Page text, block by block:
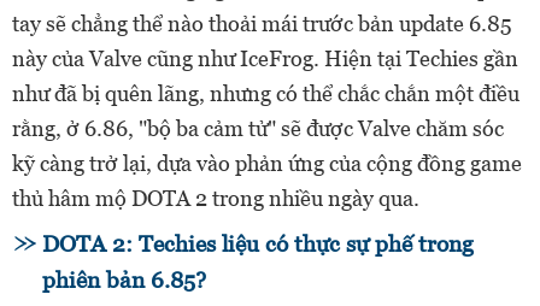
tay sẽ chẳng thể nào thoải mái trước bản update 6.85
này của Valve cũng như IceFrog. Hiện tại Techies gần
như đã bị quên lãng, nhưng có thể chắc chắn một điều
rằng, ở 6.86, "bộ ba cảm tử" sẽ được Valve chăm sóc
kỹ càng trở lại, dựa vào phản ứng của cộng đồng game
thủ hâm mộ DOTA 2 trong nhiều ngày qua.
DOTA 2: Techies liệu có thực sự phế trong
phiên bản 6.85?